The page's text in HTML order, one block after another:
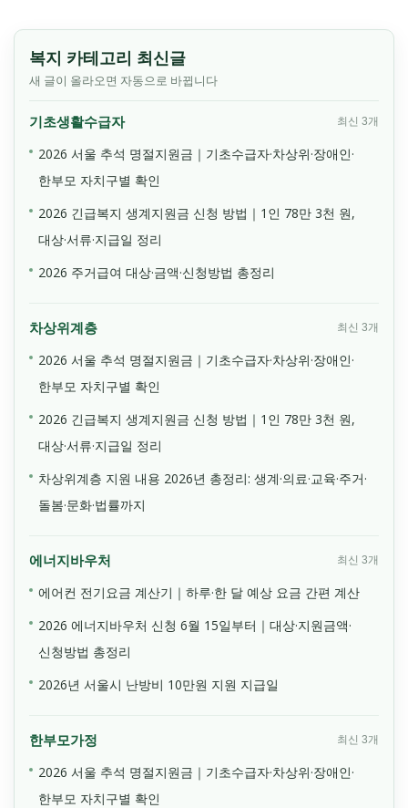
복지 카테고리 최신글
새 글이 올라오면 자동으로 바뀝니다
기초생활수급자 최신 3개
2026 서울 추석 명절지원금｜기초수급자·차상위·장애인·
한부모 자치구별 확인
2026 긴급복지 생계지원금 신청 방법｜1인 78만 3천 원,
대상·서류·지급일 정리
2026 주거급여 대상·금액·신청방법 총정리
차상위계층 최신 3개
2026 서울 추석 명절지원금｜기초수급자·차상위·장애인·
한부모 자치구별 확인
2026 긴급복지 생계지원금 신청 방법｜1인 78만 3천 원,
대상·서류·지급일 정리
차상위계층 지원 내용 2026년 총정리: 생계·의료·교육·주거·
돌봄·문화·법률까지
에너지바우처 최신 3개
에어컨 전기요금 계산기｜하루·한 달 예상 요금 간편 계산
2026 에너지바우처 신청 6월 15일부터｜대상·지원금액·
신청방법 총정리
2026년 서울시 난방비 10만원 지원 지급일
한부모가정 최신 3개
2026 서울 추석 명절지원금｜기초수급자·차상위·장애인·
한부모 자치구별 확인